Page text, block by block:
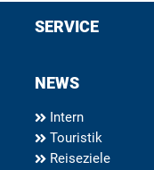
SERVICE
NEWS
Intern
Touristik
Reiseziele